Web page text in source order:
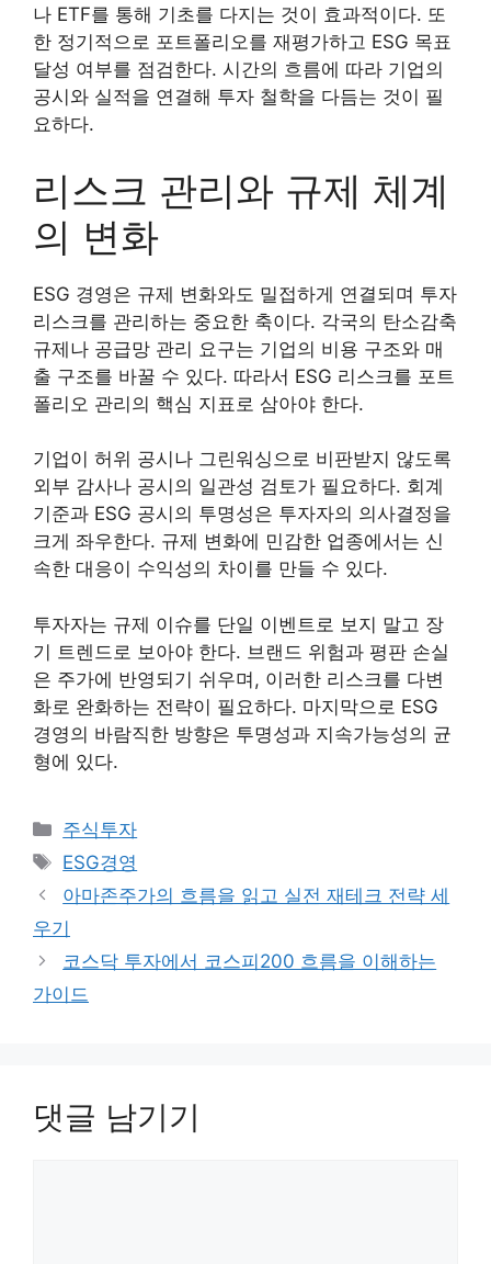
나 ETF를 통해 기초를 다지는 것이 효과적이다. 또
한 정기적으로 포트폴리오를 재평가하고 ESG 목표
달성 여부를 점검한다. 시간의 흐름에 따라 기업의
공시와 실적을 연결해 투자 철학을 다듬는 것이 필
요하다.
리스크 관리와 규제 체계
의 변화
ESG 경영은 규제 변화와도 밀접하게 연결되며 투자
리스크를 관리하는 중요한 축이다. 각국의 탄소감축
규제나 공급망 관리 요구는 기업의 비용 구조와 매
출 구조를 바꿀 수 있다. 따라서 ESG 리스크를 포트
폴리오 관리의 핵심 지표로 삼아야 한다.
기업이 허위 공시나 그린워싱으로 비판받지 않도록
외부 감사나 공시의 일관성 검토가 필요하다. 회계
기준과 ESG 공시의 투명성은 투자자의 의사결정을
크게 좌우한다. 규제 변화에 민감한 업종에서는 신
속한 대응이 수익성의 차이를 만들 수 있다.
투자자는 규제 이슈를 단일 이벤트로 보지 말고 장
기 트렌드로 보아야 한다. 브랜드 위험과 평판 손실
은 주가에 반영되기 쉬우며, 이러한 리스크를 다변
화로 완화하는 전략이 필요하다. 마지막으로 ESG
경영의 바람직한 방향은 투명성과 지속가능성의 균
형에 있다.
카
테
리
주식투자
태
그
ESG경영
아마존주가의 흐름을 읽고 실전 재테크 전략 세
우기
코스닥 투자에서 코스피200 흐름을 이해하는
가이드
댓글 남기기